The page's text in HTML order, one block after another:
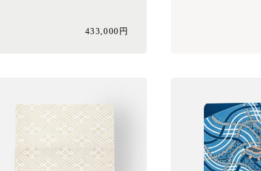
433,000円